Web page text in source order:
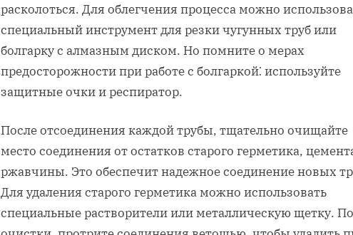
расколоться. Для облегчения процесса можно
специальный инструмент для резки чугунных труб или
болгарку с алмазным диском. Но помните о мерах
предосторожности при работе с болгаркой⁚ используйте
защитные очки и респиратор.
После отсоединения каждой трубы, тщательно очищайте
место соединения от остатков старого герметика,
ржавчины. Это обеспечит надежное соединение новых
Для удаления старого герметика можно использовать
специальные растворители или металлическую щетку.